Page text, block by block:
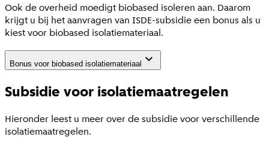
Ook de overheid moedigt biobased isoleren aan. Daarom
krijgt u bij het aanvragen van ISDE-subsidie een bonus als u
kiest voor biobased isolatiemateriaal.
Bonus voor biobased isolatiemateriaal
Subsidie voor isolatiemaatregelen
Hieronder leest u meer over de subsidie voor verschillende
isolatiemaatregelen.